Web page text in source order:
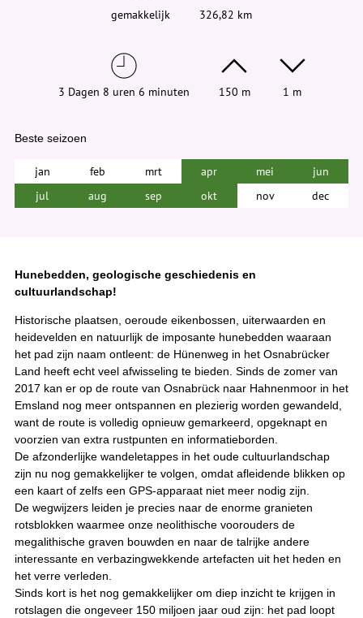
gemakkelijk 326,82 km
3 Dagen 8 uren 6 minuten 150 m 1 m
Beste seizoen
jan feb mrt apr mei
jun
jul
aug sep okt nov dec
Hunebedden, geologische geschiedenis en
cultuurlandschap!
Historische plaatsen, oeroude eikenbossen, uiterwaarden en
heidevelden en natuurlijk de imposante hunebedden waaraan
het pad zijn naam ontleent: de Hünenweg in het Osnabrücker
Land heeft echt veel afwisseling te bieden. Sinds de zomer van
2017 kan er op de route van Osnabrück naar Hahnenmoor in het
Emsland nog meer ontspannen en plezierig worden gewandeld,
want de route is volledig opnieuw gemarkeerd, opgeknapt en
voorzien van extra rustpunten en informatieborden.
De afzonderlijke wandeletappes in het oude cultuurlandschap
zijn nu nog gemakkelijker te volgen, omdat afleidende blikken op
een kaart of zelfs een GPS-apparaat niet meer nodig zijn.
De wegwijzers leiden je precies naar de enorme granieten
rotsblokken waarmee onze neolithische voorouders de
megalithische graven bouwden en naar de talrijke andere
interessante en verbazingwekkende artefacten uit het heden en
het verre verleden.
Sinds kort is het nog gemakkelijker om diep inzicht te krijgen in
rotslagen die ongeveer 150 miljoen jaar oud zijn: het pad loopt